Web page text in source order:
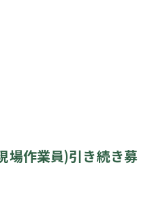
作業員)引き続き募